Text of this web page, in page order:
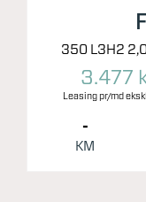
350 L3H2
3.477
Leasing pr/md
-
KM